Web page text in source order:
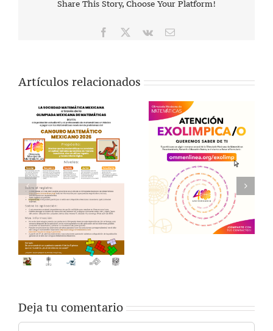
Share This Story, Choose Your Platform!
Facebook Vk
Correo
Artículos relacionados
Deja tu comentario
Comentar